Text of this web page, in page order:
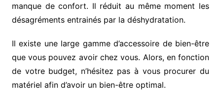
manque de confort. Il réduit au même moment les
désagréments entrainés par la déshydratation.
Il existe une large gamme d’accessoire de bien-être
que vous pouvez avoir chez vous. Alors, en fonction
de votre budget, n’hésitez pas à vous procurer du
matériel afin d’avoir un bien-être optimal.